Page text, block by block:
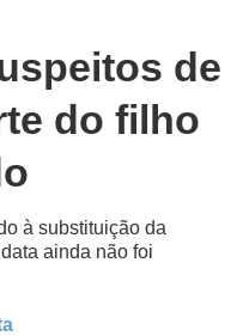
de
do filho
à substituição da
ainda não foi